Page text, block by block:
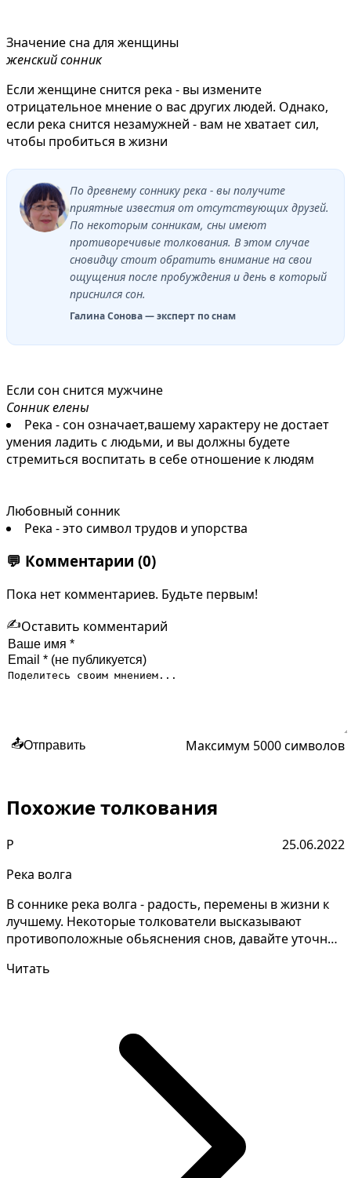
Значение сна для женщины
женский сонник
Если женщине снится река - вы измените
отрицательное мнение о вас других людей. Однако,
если река снится незамужней - вам не хватает сил,
чтобы пробиться в жизни
По древнему соннику река - вы получите
приятные известия от отсутствующих друзей.
По некоторым сонникам, сны имеют
противоречивые толкования. В этом случае
сновидцу стоит обратить внимание на свои
ощущения после пробуждения и день в который
приснился сон.
Галина Сонова — эксперт по снам
Если сон снится мужчине
Сонник елены
Река - сон означает,вашему характеру не достает
умения ладить с людьми, и вы должны будете
стремиться воспитать в себе отношение к людям
Любовный сонник
Река - это символ трудов и упорства
💬 Комментарии (0)
Пока нет комментариев. Будьте первым!
✍️Оставить комментарий
📤Отправить Максимум 5000 символов
Похожие толкования
Р
25.06.2022
Река волга
В соннике река волга - радость, перемены в жизни к
лучшему. Некоторые толкователи высказывают
противоположные обьяснения снов, давайте уточним
Читать